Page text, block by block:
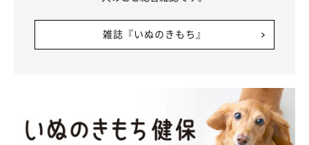
雑誌『いぬのきもち』